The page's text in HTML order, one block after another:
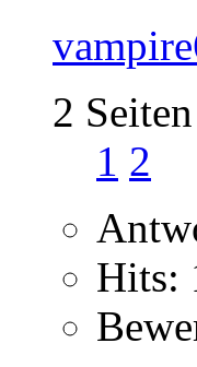
2 Seiten
1 2
Hits: